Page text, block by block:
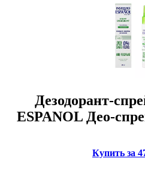
Дезодорант-
ESPANOL Део-
Купить за